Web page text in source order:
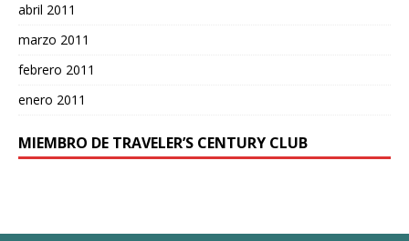
abril 2011
marzo 2011
febrero 2011
enero 2011
MIEMBRO DE TRAVELER’S CENTURY CLUB